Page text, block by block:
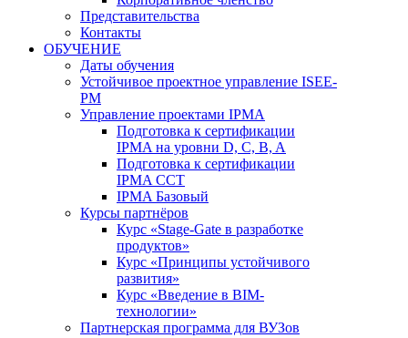
Представительства
Контакты
ОБУЧЕНИЕ
Даты обучения
Устойчивое проектное управление ISEE-
PM
Управление проектами IPMA
Подготовка к сертификации
IPMA на уровни D, C, B, A
Подготовка к сертификации
IPMA CCT
IPMA Базовый
Курсы партнёров
Курс «Stage-Gate в разработке
продуктов»
Курс «Принципы устойчивого
развития»
Курс «Введение в BIM-
технологии»
Партнерская программа для ВУЗов